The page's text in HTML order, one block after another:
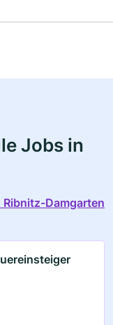
Jobs in
Ribnitz-Damgarten